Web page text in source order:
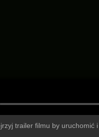
trailer filmu by uruchomić